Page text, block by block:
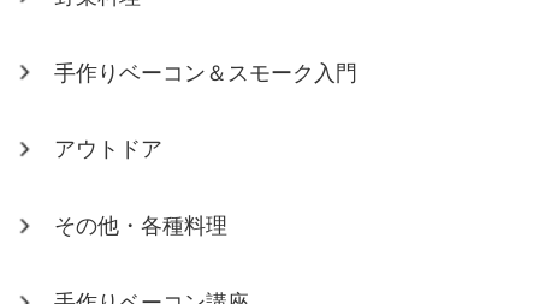
手作りベーコン＆スモーク入門
アウトドア
その他・各種料理